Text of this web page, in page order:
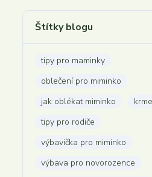
Štítky blogu
tipy pro maminky
oblečení pro miminko
jak oblékat miminko
tipy pro rodiče
výbavička pro miminko
výbava pro novorozence